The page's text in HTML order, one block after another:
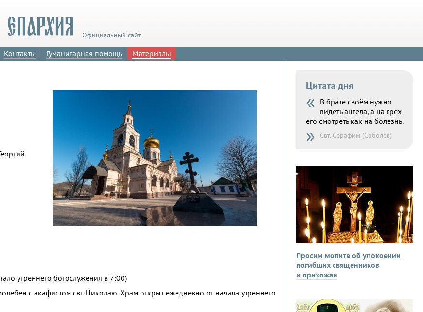
Официальный сайт
Контакты Гуманитарная помощь Материалы
утреннего богослужения в 7:00)
с акафистом свт. Николаю. Храм открыт ежедневно от начала утреннего
Цитата дня
« В брате своём нужно
видеть ангела, а на грех
его смотреть как на болезнь.
» Свт. Серафим (Соболев)
Просим молитв об упокоении
погибших священников
и прихожан